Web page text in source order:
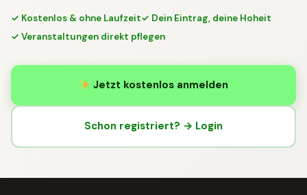
✓ Kostenlos & ohne Laufzeit✓ Dein Eintrag, deine Hoheit
✓ Veranstaltungen direkt pflegen
Jetzt kostenlos anmelden
Schon registriert? → Login